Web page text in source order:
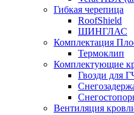
Гибкая черепица
RoofShield
ШИНГЛАС
Комплектация
Термоклип
Комплектующие
Гвозди для
Вентиляция